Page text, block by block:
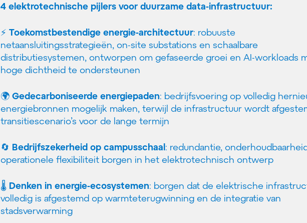
4 elektrotechnische pijlers voor duurzame data-infrastructuur:
⚡ Toekomstbestendige energie-architectuur: robuuste
netaansluitingsstrategieën, on-site substations en schaalbare
distributiesystemen, ontworpen om gefaseerde groei en AI-workloads
hoge dichtheid te ondersteunen
🌍 Gedecarboniseerde energiepaden: bedrijfsvoering op volledig
energiebronnen mogelijk maken, terwijl de infrastructuur wordt
transitiescenario’s voor de lange termijn
🔄 Bedrijfszekerheid op campusschaal: redundantie,
operationele flexibiliteit borgen in het elektrotechnisch ontwerp
🌡️ Denken in energie-ecosystemen: borgen dat de elektrische
volledig is afgestemd op warmteterugwinning en de integratie van
stadsverwarming